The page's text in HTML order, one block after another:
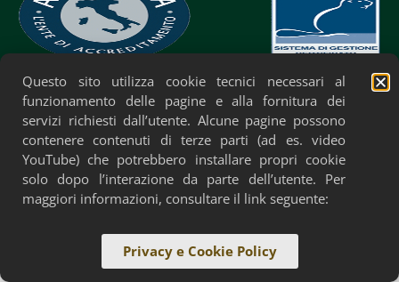
Privacy Policy Cookie Policy Accessibilità
Questo sito utilizza cookie tecnici necessari al
funzionamento delle pagine e alla fornitura dei
servizi richiesti dall’utente. Alcune pagine possono
contenere contenuti di terze parti (ad es. video
YouTube) che potrebbero installare propri cookie
solo dopo l’interazione da parte dell’utente. Per
maggiori informazioni, consultare il link seguente:
Privacy e Cookie Policy